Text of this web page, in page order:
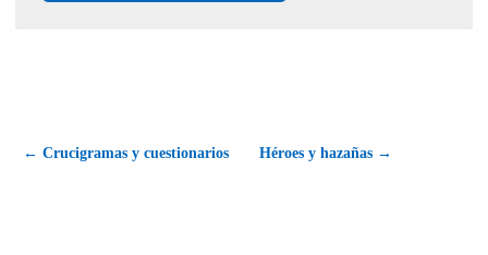
← Crucigramas y cuestionarios Héroes y hazañas →